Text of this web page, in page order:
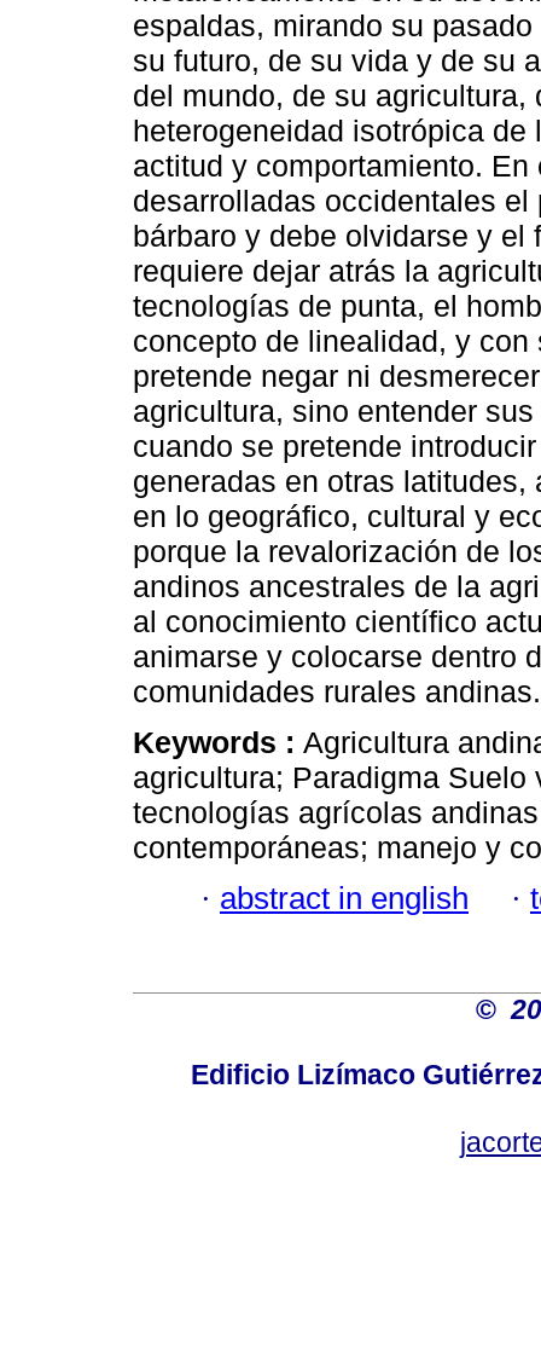
espaldas, mirando su
su futuro, de su vida y de su
del mundo, de su
heterogeneidad isotrópica
actitud y comportamiento.
desarrolladas occidentales
bárbaro y debe olvidarse y el
requiere dejar atrás la
tecnologías de punta, el
concepto de linealidad, y
pretende negar ni
agricultura, sino entender
cuando se pretende
generadas en otras
en lo geográfico, cultural y
porque la revalorización de
andinos ancestrales de la
al conocimiento científico
animarse y colocarse dentro
comunidades rurales andinas.
Keywords : Agricultura
agricultura; Paradigma
tecnologías agrícolas
contemporáneas; manejo y
· abstract in english ·
©
Edificio Lizímaco